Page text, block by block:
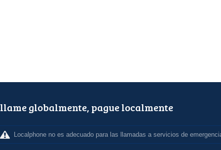
llame globalmente, pague localmente
Localphone no es adecuado para las llamadas a servicios de